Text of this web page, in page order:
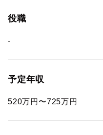
役職
-
予定年収
520万円〜725万円